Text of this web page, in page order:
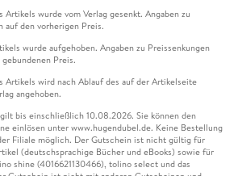
Artikels wurde vom Verlag gesenkt. Angaben zu
auf den vorherigen Preis.
wurde aufgehoben. Angaben zu Preissenkungen
Preis.
Artikels wird nach Ablauf des auf der Artikelseite
angehoben.
bis einschließlich 10.08.2026. Sie können den
einlösen unter www.hugendubel.de. Keine Bestellung
Filiale möglich. Der Gutschein ist nicht gültig für
(deutschsprachige Bücher und eBooks) sowie für
shine (4016621130466), tolino select und das